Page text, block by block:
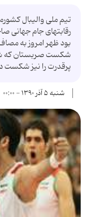
تیم ملی والیبال
رقابتهای جام
بود ظهر امروز به
شکست صربستان که
پرقدرت را نیز شکست
شنبه ۵ آذر ۱۳۹۰ - ۰۰:۰۰